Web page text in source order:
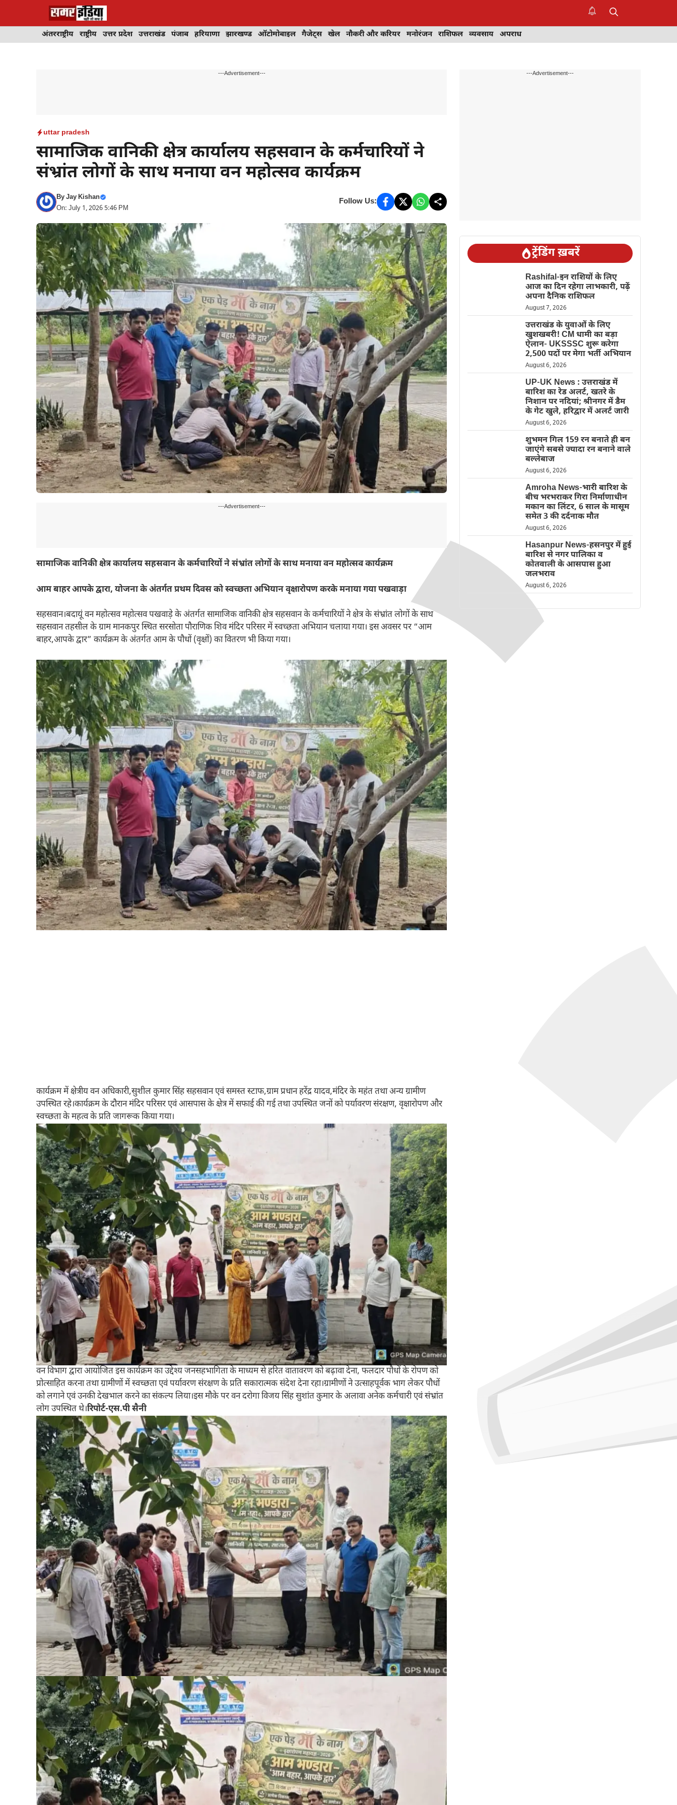
अंतरराष्ट्रीय राष्ट्रीय उत्तर प्रदेश उत्तराखंड पंजाब हरियाणा झारखण्ड ऑटोमोबाइल गैजेट्स खेल नौकरी और करियर मनोरंजन राशिफल व्यवसाय अपराध
---Advertisement---
uttar pradesh
सामाजिक वानिकी क्षेत्र कार्यालय सहसवान के कर्मचारियों ने
संभ्रांत लोगों के साथ मनाया वन महोत्सव कार्यक्रम
ByJay Kishan
On: July 1, 2026 5:46 PM
Follow Us:
---Advertisement---
सामाजिक वानिकी क्षेत्र कार्यालय सहसवान के कर्मचारियों ने संभ्रांत लोगों के साथ मनाया वन महोत्सव कार्यक्रम
आम बाहर आपके द्वारा, योजना के अंतर्गत प्रथम दिवस को स्वच्छता अभियान वृक्षारोपण करके मनाया गया पखवाड़ा
सहसवान।बदायूं वन महोत्सव महोत्सव पखवाड़े के अंतर्गत सामाजिक वानिकी क्षेत्र सहसवान के कर्मचारियों ने क्षेत्र के संभ्रांत लोगों के साथ
सहसवान तहसील के ग्राम मानकपुर स्थित सरसोता पौराणिक शिव मंदिर परिसर में स्वच्छता अभियान चलाया गया। इस अवसर पर “आम
बाहर,आपके द्वार” कार्यक्रम के अंतर्गत आम के पौधों (वृक्षों) का वितरण भी किया गया।
कार्यक्रम में क्षेत्रीय वन अधिकारी,सुशील कुमार सिंह सहसवान एवं समस्त स्टाफ,ग्राम प्रधान हरेंद्र यादव,मंदिर के महंत तथा अन्य ग्रामीण
उपस्थित रहे।कार्यक्रम के दौरान मंदिर परिसर एवं आसपास के क्षेत्र में सफाई की गई तथा उपस्थित जनों को पर्यावरण संरक्षण, वृक्षारोपण और
स्वच्छता के महत्व के प्रति जागरूक किया गया।
वन विभाग द्वारा आयोजित इस कार्यक्रम का उद्देश्य जनसहभागिता के माध्यम से हरित वातावरण को बढ़ावा देना, फलदार पौधों के रोपण को
प्रोत्साहित करना तथा ग्रामीणों में स्वच्छता एवं पर्यावरण संरक्षण के प्रति सकारात्मक संदेश देना रहा।ग्रामीणों ने उत्साहपूर्वक भाग लेकर पौधों
को लगाने एवं उनकी देखभाल करने का संकल्प लिया।इस मौके पर वन दरोगा विजय सिंह सुशांत कुमार के अलावा अनेक कर्मचारी एवं संभ्रांत
लोग उपस्थित थे।रिपोर्ट-एस.पी सैनी
---Advertisement---
ट्रेंडिंग ख़बरें
Rashifal-इन राशियों के लिए
आज का दिन रहेगा लाभकारी, पढ़ें
अपना दैनिक राशिफल
August 7, 2026
उत्तराखंड के युवाओं के लिए
खुशखबरी! CM धामी का बड़ा
ऐलान- UKSSSC शुरू करेगा
2,500 पदों पर मेगा भर्ती अभियान
August 6, 2026
UP-UK News : उत्तराखंड में
बारिश का रेड अलर्ट, खतरे के
निशान पर नदियां; श्रीनगर में डैम
के गेट खुले, हरिद्वार में अलर्ट जारी
August 6, 2026
शुभमन गिल 159 रन बनाते ही बन
जाएंगे सबसे ज्यादा रन बनाने वाले
बल्लेबाज
August 6, 2026
Amroha News-भारी बारिश के
बीच भरभराकर गिरा निर्माणाधीन
मकान का लिंटर, 6 साल के मासूम
समेत 3 की दर्दनाक मौत
August 6, 2026
Hasanpur News-हसनपुर में हुई
बारिश से नगर पालिका व
कोतवाली के आसपास हुआ
जलभराव
August 6, 2026